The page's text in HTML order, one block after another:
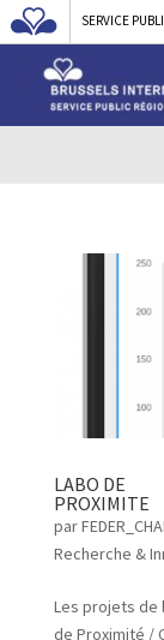
SERVICE
LABO DE
PROXIMITE
par
Recherche &
Les projets de
de Proximité /